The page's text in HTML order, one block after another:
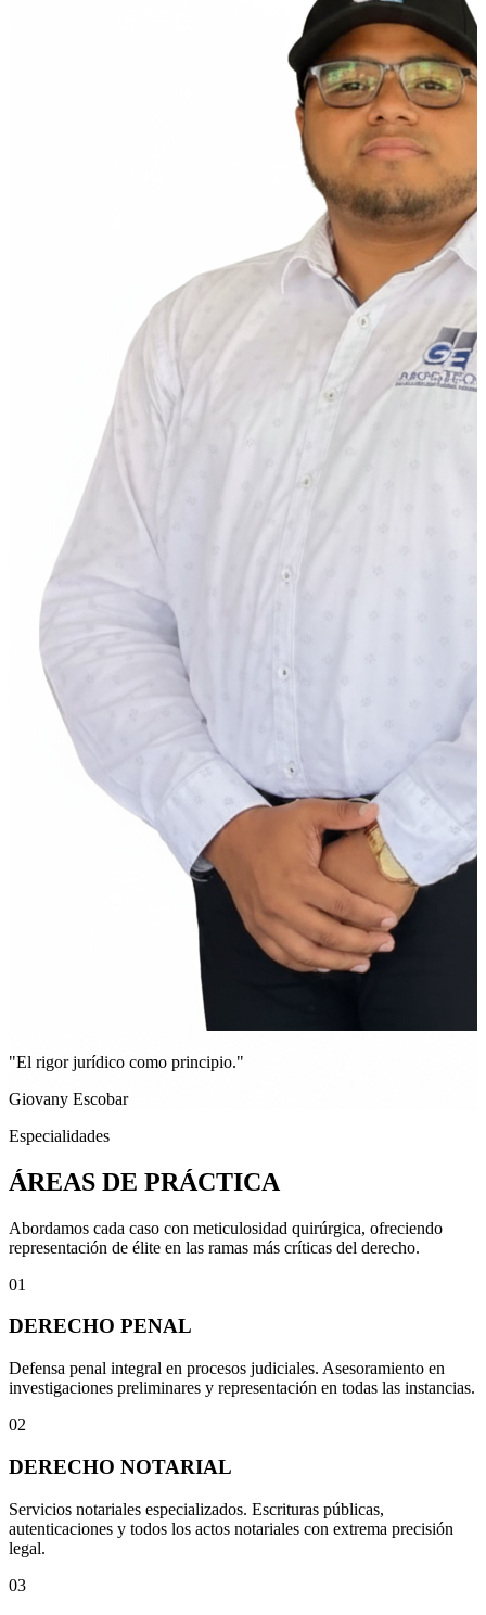
"El rigor jurídico como principio."
Giovany Escobar
Especialidades
ÁREAS DE PRÁCTICA
Abordamos cada caso con meticulosidad quirúrgica, ofreciendo
representación de élite en las ramas más críticas del derecho.
01
DERECHO PENAL
Defensa penal integral en procesos judiciales. Asesoramiento en
investigaciones preliminares y representación en todas las instancias.
02
DERECHO NOTARIAL
Servicios notariales especializados. Escrituras públicas,
autenticaciones y todos los actos notariales con extrema precisión
legal.
03